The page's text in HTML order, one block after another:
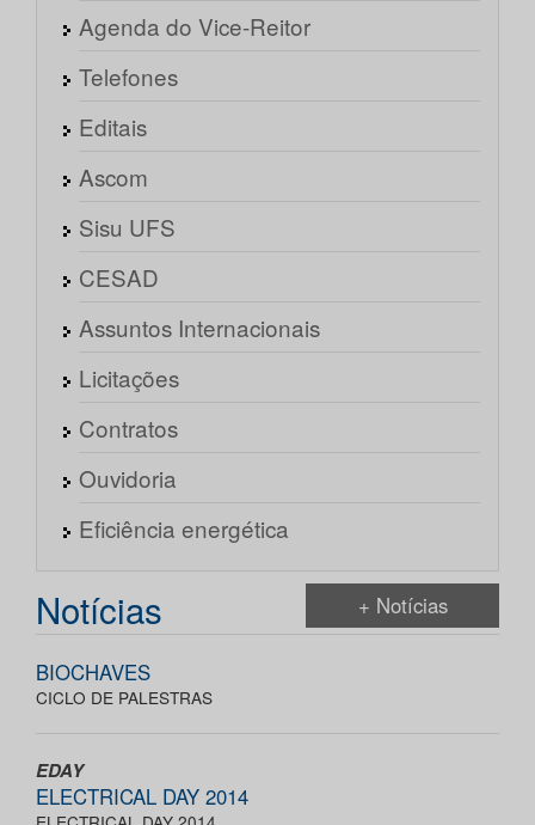
Agenda do Vice-Reitor
Telefones
Editais
Ascom
Sisu UFS
CESAD
Assuntos Internacionais
Licitações
Contratos
Ouvidoria
Eficiência energética
Notícias + Notícias
BIOCHAVES
CICLO DE PALESTRAS
EDAY
ELECTRICAL DAY 2014